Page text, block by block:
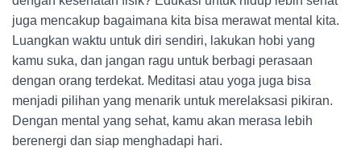
juga mencakup bagaimana kita bisa merawat mental kita.
Luangkan waktu untuk diri sendiri, lakukan hobi yang
kamu suka, dan jangan ragu untuk berbagi perasaan
dengan orang terdekat. Meditasi atau yoga juga bisa
menjadi pilihan yang menarik untuk merelaksasi pikiran.
Dengan mental yang sehat, kamu akan merasa lebih
berenergi dan siap menghadapi hari.